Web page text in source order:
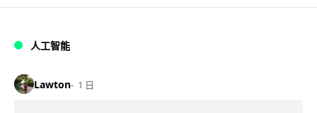
人工智能
Lawton 1 日